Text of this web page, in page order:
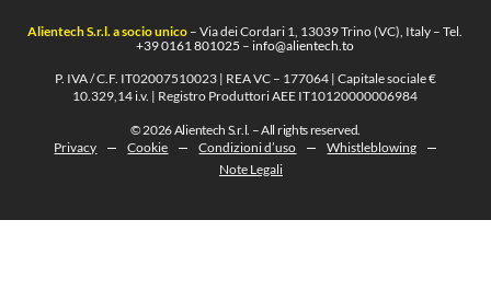
Alientech S.r.l. a socio unico – Via dei Cordari 1, 13039 Trino (VC), Italy – Tel.
+39 0161 801025 – info@alientech.to
P. IVA / C.F. IT02007510023 | REA VC – 177064 | Capitale sociale €
10.329,14 i.v. | Registro Produttori AEE IT10120000006984
© 2026 Alientech S.r.l. – All rights reserved.
Privacy
Cookie Condizioni d’uso
Whistleblowing
Note Legali